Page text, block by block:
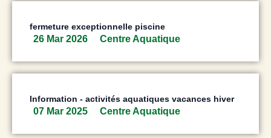
fermeture exceptionnelle piscine
26 Mar 2026 Centre Aquatique
Information - activités aquatiques vacances hiver
07 Mar 2025 Centre Aquatique